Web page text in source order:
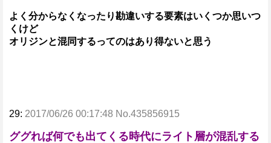
よく分からなくなったり勘違いする要素はいくつか思いつ
くけど
オリジンと混同するってのはあり得ないと思う
29: 2017/06/26 00:17:48 No.435856915
ググれば何でも出てくる時代にライト層が混乱する